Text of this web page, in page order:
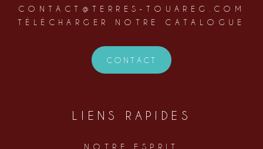
CONTACT@TERRES-TOUAREG.COM
TÉLÉCHARGER NOTRE CATALOGUE
CONTACT
LIENS RAPIDES
NOTRE ESPRIT